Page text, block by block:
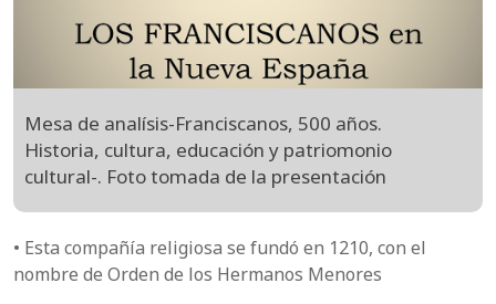
Mesa de analísis-Franciscanos, 500 años.
Historia, cultura, educación y patriomonio
cultural-. Foto tomada de la presentación
• Esta compañía religiosa se fundó en 1210, con el
nombre de Orden de los Hermanos Menores